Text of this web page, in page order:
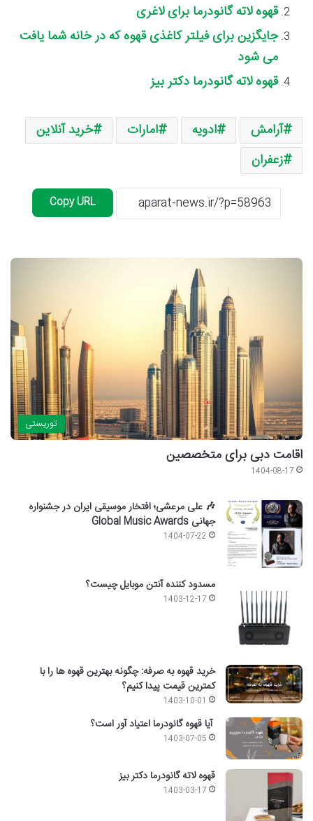
قهوه لاته گانودرما برای لاغری
جایگزین برای فیلتر کاغذی قهوه که در خانه شما یافت
می شود
قهوه لاته گانودرما دکتر بیز
آرامش ادویه امارات
خرید آنلاین
زعفران
Copy URL
توریستی
اقامت دبی برای متخصصین
1404-08-17
🎶 علی مرعشی؛ افتخار موسیقی ایران در جشنواره
جهانی Global Music Awards
1404-07-22
مسدود کننده آنتن موبایل چیست؟
1403-12-17
خرید قهوه به صرفه: چگونه بهترین قهوه ها را با
کمترین قیمت پیدا کنیم؟
1403-10-01
آیا قهوه گانودرما اعتیاد آور است؟
1403-07-05
قهوه لاته گانودرما دکتر بیز
1403-03-17